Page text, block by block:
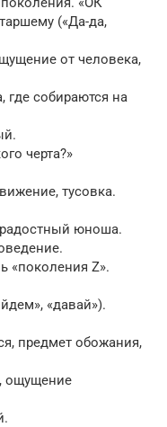
(«Да-да,
от человека,
где собираются на
черта?»
тусовка.
юноша.
«поколения Z».
«давай»).
предмет обожания,
ощущение